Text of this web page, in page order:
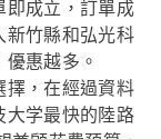
即成立，訂單成
新竹縣和弘光科
惠越多。
擇，在經過資料
大学最快的陸路